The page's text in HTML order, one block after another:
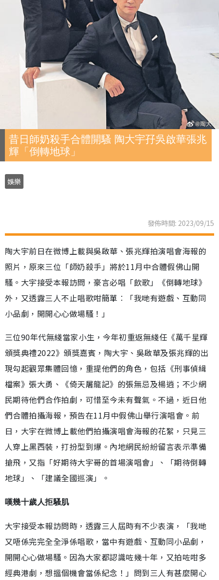
昔日師奶殺手合體開騷 陶大宇孖吳啟華張兆
輝「倒轉地球」
娛樂
發佈時間: 2023/09/15
陶大宇前日在微博上載與吳啟華、張兆輝拍演唱會海報的
照片，原來三位「師奶殺手」將於11月中合體假佛山開
騷。大宇接受本報訪問，豪言必唱「飲歌」《倒轉地球》
外，又透露三人不止唱歌咁簡單︰「我哋有遊戲、互動同
小品劇，開開心心做場騷！」
三位90年代無綫當家小生，今年初重返無綫任《萬千星輝
頒獎典禮2022》頒獎嘉賓，陶大宇、吳啟華及張兆輝的出
現勾起觀眾集體回憶，重提他們的角色，包括《刑事偵緝
檔案》張大勇、《倚天屠龍記》的張無忌及楊逍；不少網
民期待他們合作拍劇，可惜至今未有聲氣。不過，近日他
們合體拍攝海報，預告在11月中假佛山舉行演唱會。前
日，大宇在微博上載他們拍攝演唱會海報的花絮，只見三
人穿上黑西裝，打扮型到爆。內地網民紛紛留言表示準備
搶飛，又指「好期待大宇哥的首場演唱會」、「期待倒轉
地球」、「建議全國巡演」。
嘆幾十歲人拒騷肌
大宇接受本報訪問時，透露三人屆時有不少表演，「我哋
又唔係完完全全淨係唱歌，當中有遊戲、互動同小品劇，
開開心心做場騷。因為大家都認識咗幾十年，又拍咗咁多
經典港劇，想搵個機會當係紀念！」問到三人有甚麼開心